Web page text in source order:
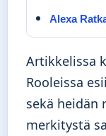
Alexa
Artikkelissa
Rooleissa
sekä heidän
merkitystä